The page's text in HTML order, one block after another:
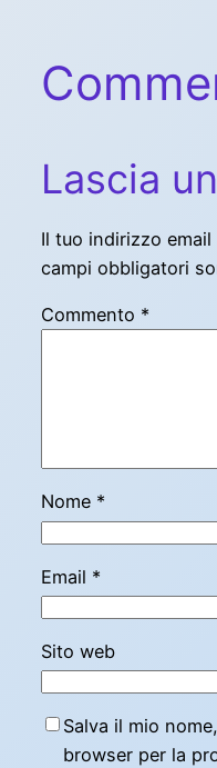
Lascia
Il tuo indirizzo
campi obbligatori
Commento *
Nome *
Email *
Sito web
Salva il mio
browser per la